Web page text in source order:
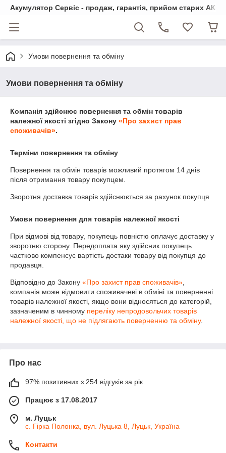
Акумулятор Сервіс - продаж, гарантія, прийом старих АКБ
Умови повернення та обміну
Умови повернення та обміну
Компанія здійснює повернення та обмін товарів
належної якості згідно Закону «Про захист прав
споживачів».
Терміни повернення та обміну
Повернення та обмін товарів можливий протягом 14 днів
після отримання товару покупцем.
Зворотня доставка товарів здійснюється за рахунок покупця
Умови повернення для товарів належної якості
При відмові від товару, покупець повністю оплачує доставку у
зворотню сторону. Передоплата яку здійсник покупець
частково компенсує вартість достаки товару від покупця до
продавця.
Відповідно до Закону «Про захист прав споживачів»
компанія може відмовити споживачеві в обміні та поверненні
товарів належної якості, якщо вони відносяться до категорій,
зазначеним в чинному переліку непродовольчих товарів
належної якості, що не підлягають поверненню та обміну.
Про нас
97% позитивних з 254 відгуків за рік
Працює з 17.08.2017
м. Луцьк
с. Гірка Полонка, вул. Луцька 8, Луцьк, Україна
Контакти